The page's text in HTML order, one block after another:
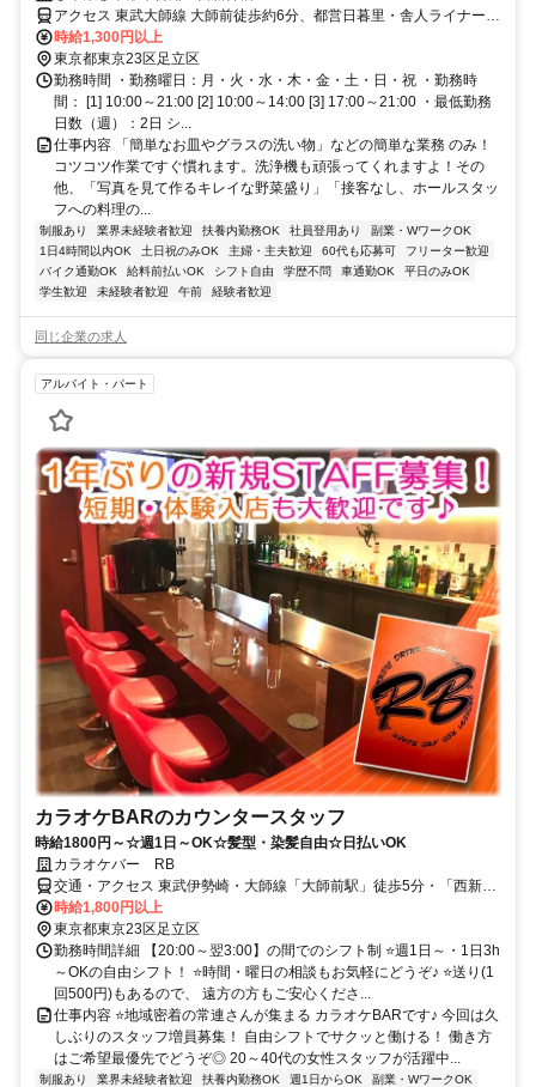
アクセス 東武大師線 大師前徒歩約6分、都営日暮里・舎人ライナー
西新井大師西東口徒歩約11分、都営日暮里・舎人ライナー 江北（東
京都）東口徒歩約11分 大師前駅～徒歩5分
時給1,300円以上
東京都東京23区足立区
勤務時間 ・勤務曜日：月・火・水・木・金・土・日・祝 ・勤務時
間： [1] 10:00～21:00 [2] 10:00～14:00 [3] 17:00～21:00 ・最低勤務
日数（週）：2日 シ...
仕事内容 「簡単なお皿やグラスの洗い物」などの簡単な業務 のみ！
コツコツ作業ですぐ慣れます。洗浄機も頑張ってくれますよ！その
他、「写真を見て作るキレイな野菜盛り」「接客なし、ホールスタッ
フへの料理の...
制服あり 業界未経験者歓迎 扶養内勤務OK 社員登用あり
副業・WワークOK
1日4時間以内OK
土日祝のみOK 主婦・主夫歓迎 60代も応募可
フリーター歓迎
バイク通勤OK
給料前払いOK シフト自由 学歴不問 車通勤OK
平日のみOK
学生歓迎
未経験者歓迎 午前 経験者歓迎
同じ企業の求人
アルバイト・パート
カラオケBARのカウンタースタッフ
時給1800円～☆週1日～OK☆髪型・染髪自由☆日払いOK
カラオケバー RB
交通・アクセス 東武伊勢崎・大師線「大師前駅」徒歩5分・「西新井
駅」徒歩15分
時給1,800円以上
東京都東京23区足立区
勤務時間詳細 【20:00～翌3:00】の間でのシフト制 ⭐週1日～・1日3h
～OKの自由シフト！ ⭐時間・曜日の相談もお気軽にどうぞ♪ ⭐送り(1
回500円)もあるので、 遠方の方もご安心くださ...
仕事内容 ⭐地域密着の常連さんが集まる カラオケBARです♪ 今回は久
しぶりのスタッフ増員募集！ 自由シフトでサクッと働ける！ 働き方
はご希望最優先でどうぞ◎ 20～40代の女性スタッフが活躍中...
制服あり 業界未経験者歓迎 扶養内勤務OK 週1日からOK
副業・WワークOK